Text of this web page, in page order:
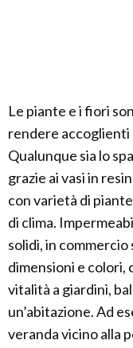
Le piante e i fiori
rendere accoglienti
Qualunque sia lo
grazie ai vasi in
con varietà di
di clima.
solidi, in commercio
dimensioni e colori,
vitalità a giardini,
un’abitazione. Ad
veranda vicino alla